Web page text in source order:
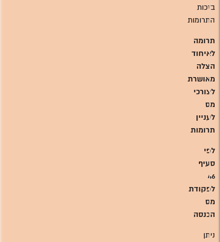
בזכות
התרומות
תרומה
לאיחוד
הצלה
מאושרת
לצורכי
מס
לעניין
תרומות
לפי
סעיף
46
לפקודת
מס
הכנסה
ניתן